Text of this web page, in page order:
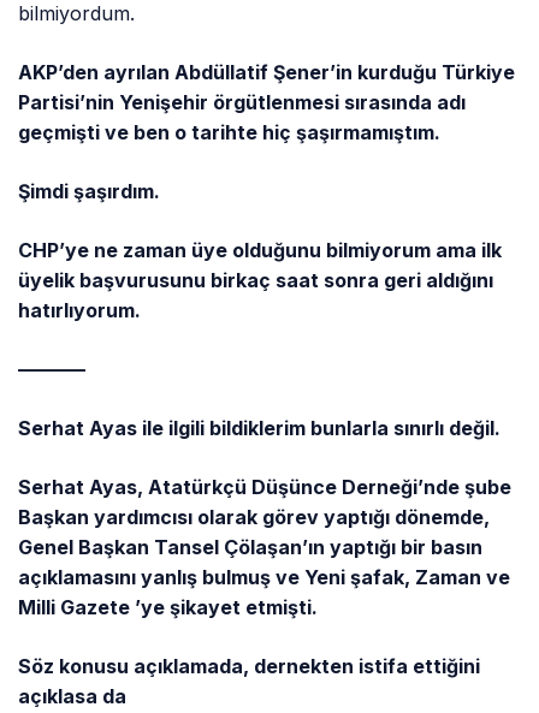
bilmiyordum.
AKP’den ayrılan Abdüllatif Şener’in kurduğu Türkiye
Partisi’nin Yenişehir örgütlenmesi sırasında adı
geçmişti ve ben o tarihte hiç şaşırmamıştım.
Şimdi şaşırdım.
CHP’ye ne zaman üye olduğunu bilmiyorum ama ilk
üyelik başvurusunu birkaç saat sonra geri aldığını
hatırlıyorum.
———–
Serhat Ayas ile ilgili bildiklerim bunlarla sınırlı değil.
Serhat Ayas, Atatürkçü Düşünce Derneği’nde şube
Başkan yardımcısı olarak görev yaptığı dönemde,
Genel Başkan Tansel Çölaşan’ın yaptığı bir basın
açıklamasını yanlış bulmuş ve Yeni şafak, Zaman ve
Milli Gazete ’ye şikayet etmişti.
Söz konusu açıklamada, dernekten istifa ettiğini
açıklasa da